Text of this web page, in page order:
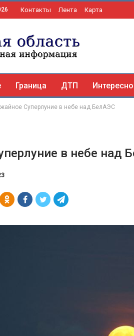
Контакты Лента Карта
Граница ДТП
Суперлуние в небе над БелАЭС
в небе над